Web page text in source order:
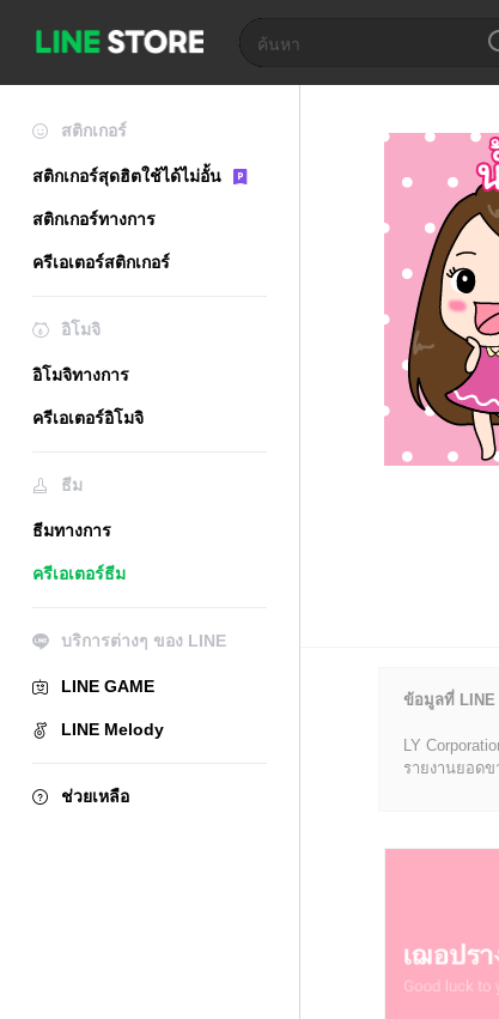
สติกเกอร์
สติกเกอร์สุดฮิตใช้ได้ไม่อั้น
สติกเกอร์ทางการ
ครีเอเตอร์สติกเกอร์
อิโมจิ
อิโมจิทางการ
ครีเอเตอร์อิโมจิ
ธีม
ธีมทางการ
ครีเอเตอร์ธีม
บริการต่างๆ ของ LINE
LINE GAME
LINE Melody
ช่วยเหลือ
ข้อมูลที่ LINE
LY
รายงานยอด